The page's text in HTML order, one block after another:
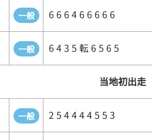
一般 6 6 6 4 6 6 6 6 6
一般 6 4 3 5 転 6 5 6 5
当地初出走
一般 2 5 4 4 4 4 5 5 3